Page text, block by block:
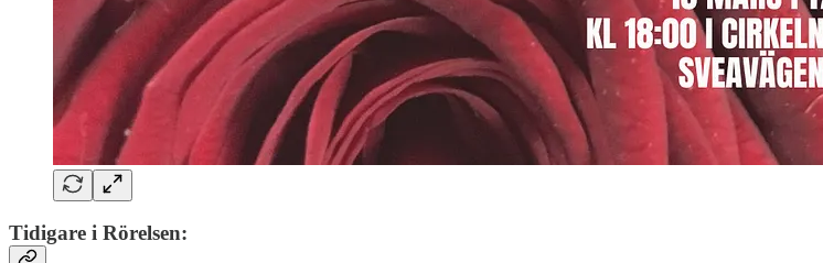
Tidigare i Rörelsen: